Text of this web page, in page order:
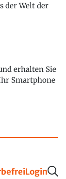
der Welt der
erhalten Sie
Smartphone
Login